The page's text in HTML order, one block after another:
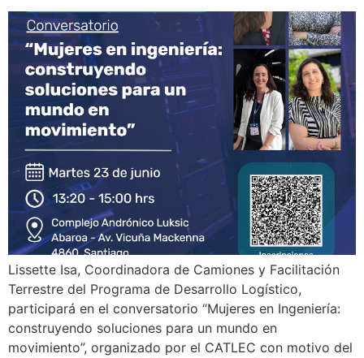
Lissette Isa, Coordinadora de Camiones y Facilitación
Terrestre del Programa de Desarrollo Logístico,
participará en el conversatorio “Mujeres en Ingeniería:
construyendo soluciones para un mundo en
movimiento”, organizado por el CATLEC con motivo del